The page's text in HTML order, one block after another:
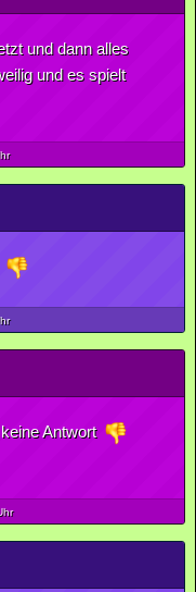
und dann alles
und es spielt
Antwort